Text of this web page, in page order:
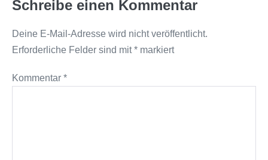
Schreibe einen Kommentar
Deine E-Mail-Adresse wird nicht veröffentlicht.
Erforderliche Felder sind mit* markiert
Kommentar *